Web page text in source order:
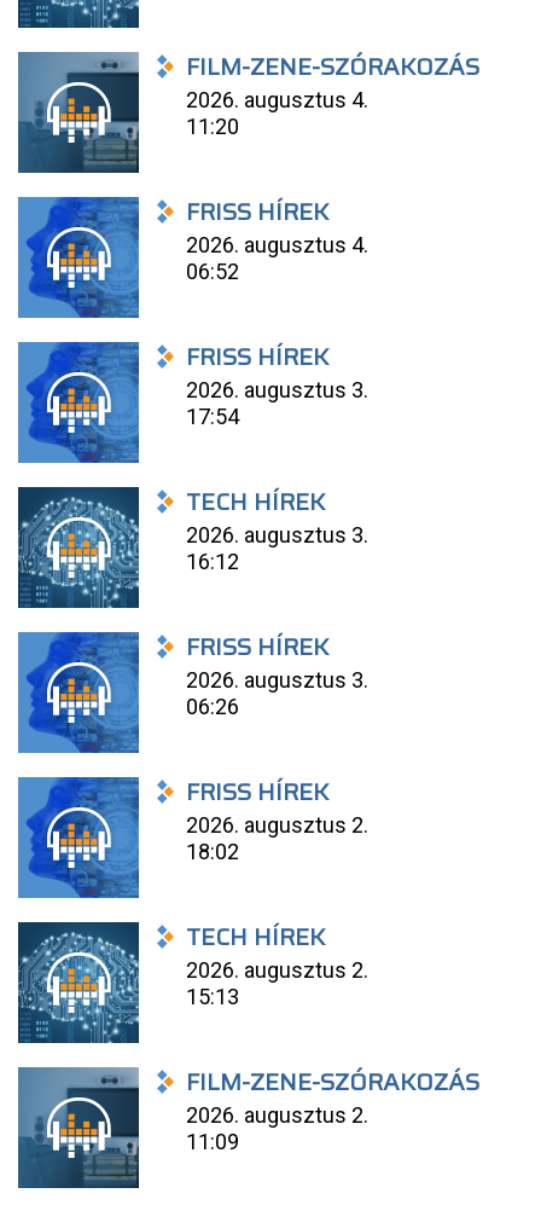
FILM-ZENE-SZÓRAKOZÁS
2026. augusztus 4.
11:20
FRISS HÍREK
2026. augusztus 4.
06:52
FRISS HÍREK
2026. augusztus 3.
17:54
TECH HÍREK
2026. augusztus 3.
16:12
FRISS HÍREK
2026. augusztus 3.
06:26
FRISS HÍREK
2026. augusztus 2.
18:02
TECH HÍREK
2026. augusztus 2.
15:13
FILM-ZENE-SZÓRAKOZÁS
2026. augusztus 2.
11:09